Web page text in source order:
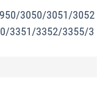
3050/3051/3052
3351/3352/3355/3